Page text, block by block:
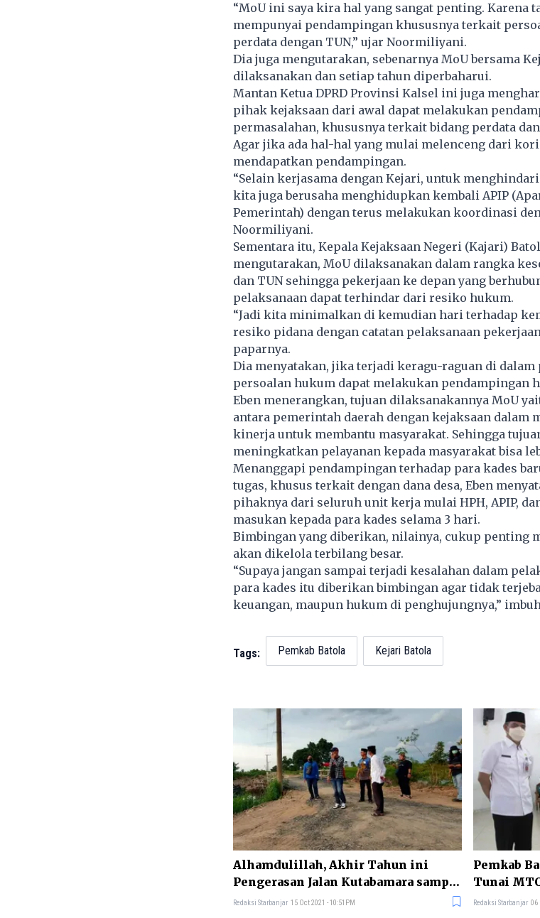
“MoU ini saya kira hal yang sangat penting. Karena
mempunyai pendampingan khususnya terkait
perdata dengan TUN,” ujar Noormiliyani.
Dia juga mengutarakan, sebenarnya MoU bersama
dilaksanakan dan setiap tahun diperbaharui.
Mantan Ketua DPRD Provinsi Kalsel ini juga
pihak kejaksaan dari awal dapat melakukan
permasalahan, khususnya terkait bidang perdata
Agar jika ada hal-hal yang mulai melenceng dari
mendapatkan pendampingan.
“Selain kerjasama dengan Kejari, untuk
kita juga berusaha menghidupkan kembali APIP
Pemerintah) dengan terus melakukan koordinasi
Noormiliyani.
Sementara itu, Kepala Kejaksaan Negeri (Kajari)
mengutarakan, MoU dilaksanakan dalam rangka
dan TUN sehingga pekerjaan ke depan yang
pelaksanaan dapat terhindar dari resiko hukum.
“Jadi kita minimalkan di kemudian hari terhadap
resiko pidana dengan catatan pelaksanaan
paparnya.
Dia menyatakan, jika terjadi keragu-raguan di
persoalan hukum dapat melakukan pendampingan
Eben menerangkan, tujuan dilaksanakannya MoU
antara pemerintah daerah dengan kejaksaan dalam
kinerja untuk membantu masyarakat. Sehingga
meningkatkan pelayanan kepada masyarakat bisa
Menanggapi pendampingan terhadap para kades
tugas, khusus terkait dengan dana desa, Eben
pihaknya dari seluruh unit kerja mulai HPH, APIP,
masukan kepada para kades selama 3 hari.
Bimbingan yang diberikan, nilainya, cukup penting
akan dikelola terbilang besar.
“Supaya jangan sampai terjadi kesalahan dalam
para kades itu diberikan bimbingan agar tidak
keuangan, maupun hukum di penghujungnya,”
Tags: Pemkab Batola Kejari Batola
Alhamdulillah, Akhir Tahun ini
Pengerasan Jalan Kutabamara sampai
Kuripan
Redaksi Starbanjar 15 Oct 2021 - 10:51PM
Pemkab
Tunai
Redaksi Starbanjar 06